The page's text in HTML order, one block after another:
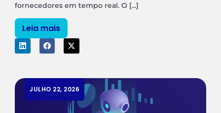
fornecedores em tempo real. O [...]
Leia mais
JULHO 22, 2026